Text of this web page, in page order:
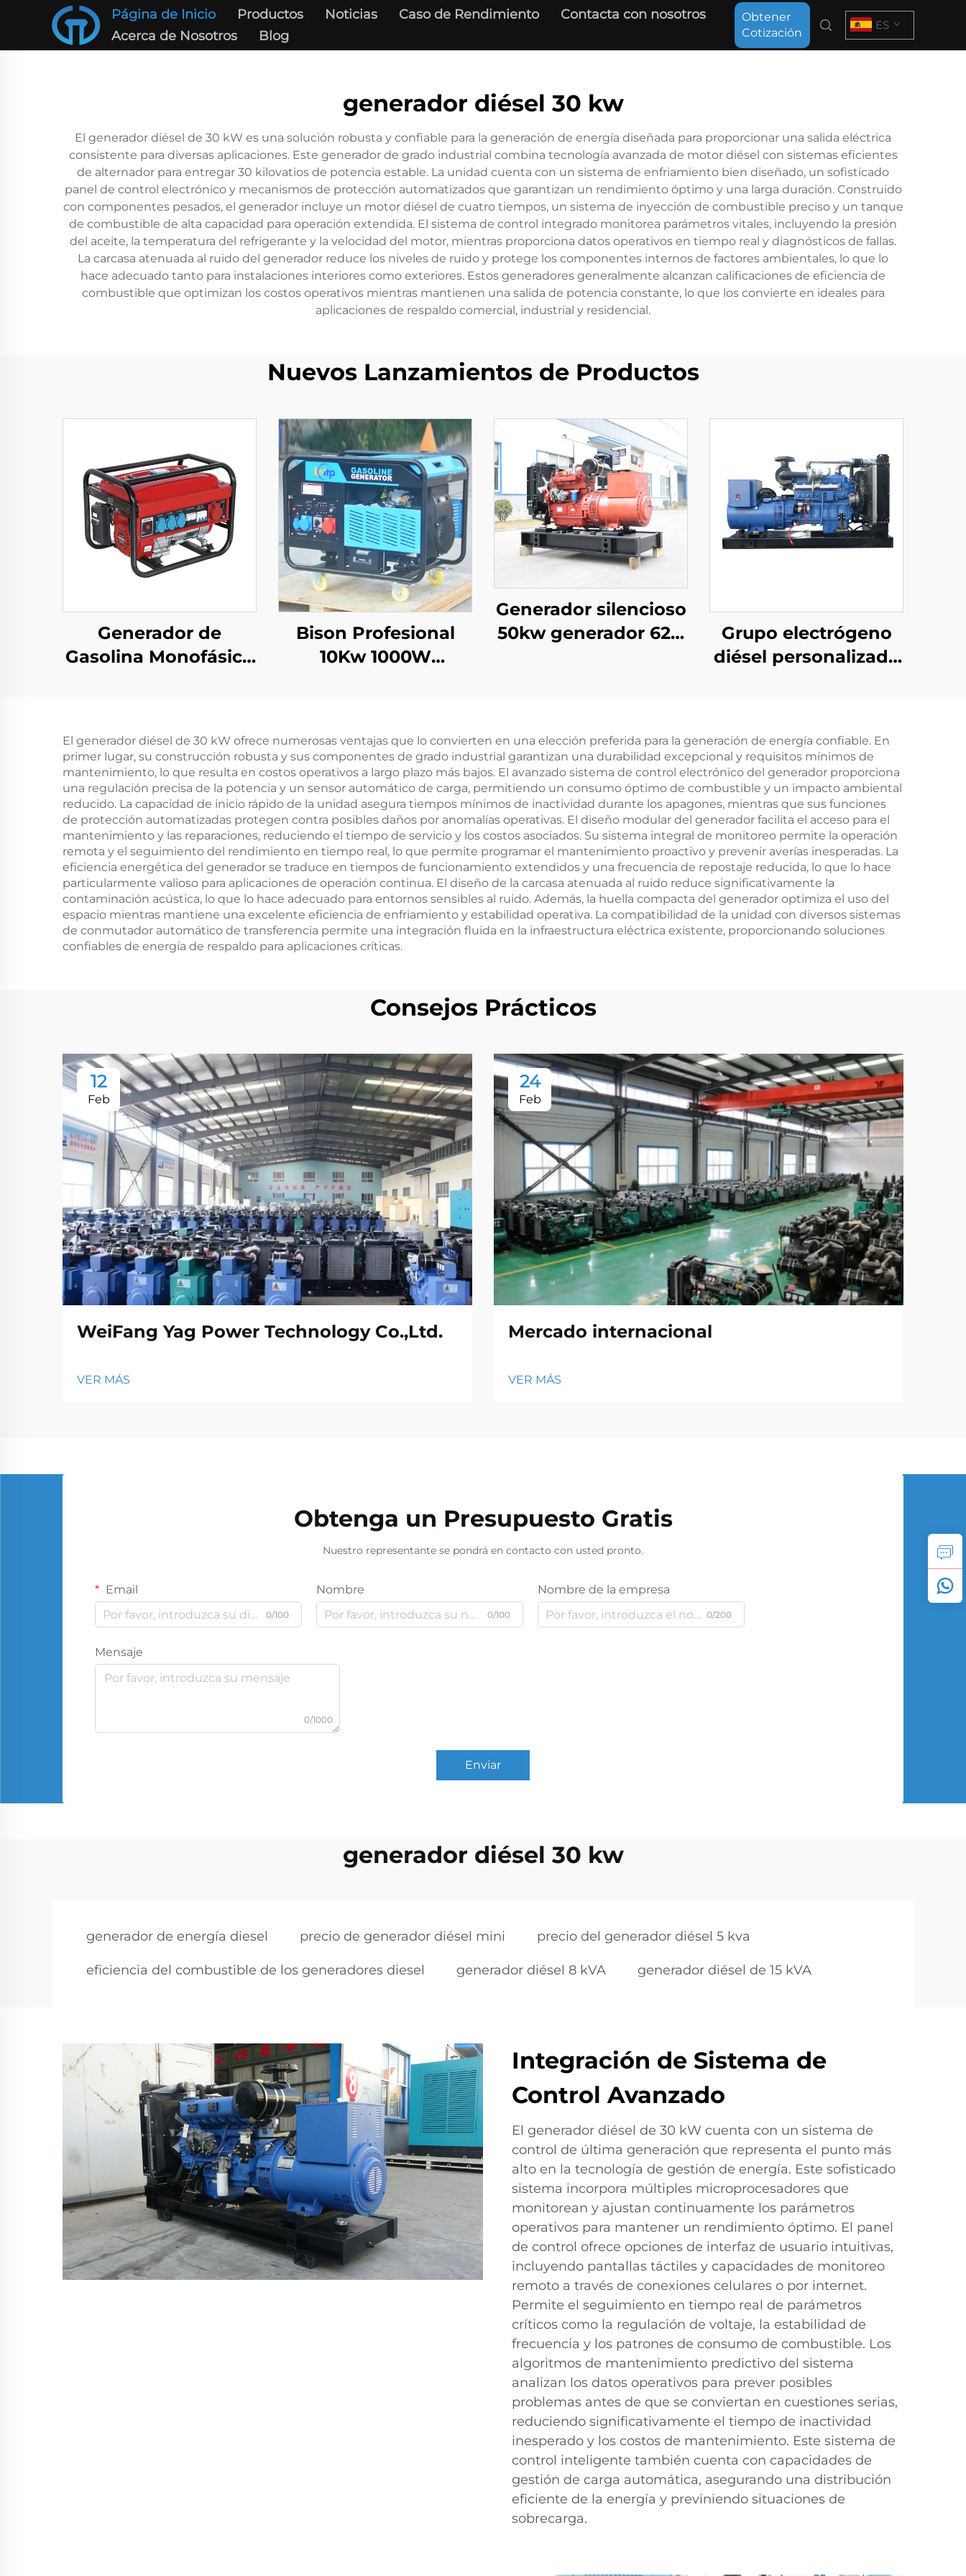
Página de Inicio Productos Noticias Caso de Rendimiento
Contacta con nosotros
Acerca de Nosotros
Blog
Obtener
Cotización
ES
generador diésel 30 kw
El generador diésel de 30 kW es una solución robusta y confiable para la generación de energía diseñada para proporcionar una salida eléctrica
consistente para diversas aplicaciones. Este generador de grado industrial combina tecnología avanzada de motor diésel con sistemas eficientes
de alternador para entregar 30 kilovatios de potencia estable. La unidad cuenta con un sistema de enfriamiento bien diseñado, un sofisticado
panel de control electrónico y mecanismos de protección automatizados que garantizan un rendimiento óptimo y una larga duración. Construido
con componentes pesados, el generador incluye un motor diésel de cuatro tiempos, un sistema de inyección de combustible preciso y un tanque
de combustible de alta capacidad para operación extendida. El sistema de control integrado monitorea parámetros vitales, incluyendo la presión
del aceite, la temperatura del refrigerante y la velocidad del motor, mientras proporciona datos operativos en tiempo real y diagnósticos de fallas.
La carcasa atenuada al ruido del generador reduce los niveles de ruido y protege los componentes internos de factores ambientales, lo que lo
hace adecuado tanto para instalaciones interiores como exteriores. Estos generadores generalmente alcanzan calificaciones de eficiencia de
combustible que optimizan los costos operativos mientras mantienen una salida de potencia constante, lo que los convierte en ideales para
aplicaciones de respaldo comercial, industrial y residencial.
Nuevos Lanzamientos de Productos
Generador de
Gasolina Monofásico
por Aire 650W
Potencia Nominal
para Uso en Hogar y
Exterior Frecuencia
Automática
50HZ/60HZ
Bison Profesional
10Kw 1000W
50Hz 60Hz
Frecuencia Salida CC
Generador silencioso
50kw generador 62.5
Grupo electrógeno
diésel personalizado
155 KW
El generador diésel de 30 kW ofrece numerosas ventajas que lo convierten en una elección preferida para la generación de energía confiable. En
primer lugar, su construcción robusta y sus componentes de grado industrial garantizan una durabilidad excepcional y requisitos mínimos de
mantenimiento, lo que resulta en costos operativos a largo plazo más bajos. El avanzado sistema de control electrónico del generador proporciona
una regulación precisa de la potencia y un sensor automático de carga, permitiendo un consumo óptimo de combustible y un impacto ambiental
reducido. La capacidad de inicio rápido de la unidad asegura tiempos mínimos de inactividad durante los apagones, mientras que sus funciones
de protección automatizadas protegen contra posibles daños por anomalías operativas. El diseño modular del generador facilita el acceso para el
mantenimiento y las reparaciones, reduciendo el tiempo de servicio y los costos asociados. Su sistema integral de monitoreo permite la operación
remota y el seguimiento del rendimiento en tiempo real, lo que permite programar el mantenimiento proactivo y prevenir averías inesperadas. La
eficiencia energética del generador se traduce en tiempos de funcionamiento extendidos y una frecuencia de repostaje reducida, lo que lo hace
particularmente valioso para aplicaciones de operación continua. El diseño de la carcasa atenuada al ruido reduce significativamente la
contaminación acústica, lo que lo hace adecuado para entornos sensibles al ruido. Además, la huella compacta del generador optimiza el uso del
espacio mientras mantiene una excelente eficiencia de enfriamiento y estabilidad operativa. La compatibilidad de la unidad con diversos sistemas
de conmutador automático de transferencia permite una integración fluida en la infraestructura eléctrica existente, proporcionando soluciones
confiables de energía de respaldo para aplicaciones críticas.
Consejos Prácticos
12
Feb
WeiFang Yag Power Technology Co.,Ltd.
VER MÁS
24
Feb
Mercado internacional
VER MÁS
Obtenga un Presupuesto Gratis
Nuestro representante se pondrá en contacto con usted pronto.
Email
0/100
Nombre
0/100
Nombre de la empresa
0/200
Mensaje
0/1000
Enviar
generador diésel 30 kw
generador de energía diesel precio de generador diésel mini precio del generador diésel 5 kva
eficiencia del combustible de los generadores diesel generador diésel 8 kVA generador diésel de 15 kVA
Integración de Sistema de
Control Avanzado
El generador diésel de 30 kW cuenta con un sistema de
control de última generación que representa el punto más
alto en la tecnología de gestión de energía. Este sofisticado
sistema incorpora múltiples microprocesadores que
monitorean y ajustan continuamente los parámetros
operativos para mantener un rendimiento óptimo. El panel
de control ofrece opciones de interfaz de usuario intuitivas,
incluyendo pantallas táctiles y capacidades de monitoreo
remoto a través de conexiones celulares o por internet.
Permite el seguimiento en tiempo real de parámetros
críticos como la regulación de voltaje, la estabilidad de
frecuencia y los patrones de consumo de combustible. Los
algoritmos de mantenimiento predictivo del sistema
analizan los datos operativos para prever posibles
problemas antes de que se conviertan en cuestiones serias,
reduciendo significativamente el tiempo de inactividad
inesperado y los costos de mantenimiento. Este sistema de
control inteligente también cuenta con capacidades de
gestión de carga automática, asegurando una distribución
eficiente de la energía y previniendo situaciones de
sobrecarga.